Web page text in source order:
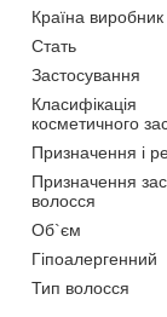
Країна виробник
Стать
Застосування
Класифікація
косметичного
Призначення і
Призначення
волосся
Об`єм
Гіпоалергенний
Тип волосся